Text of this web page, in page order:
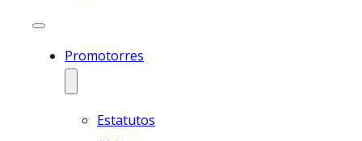
Promotorres
Estatutos